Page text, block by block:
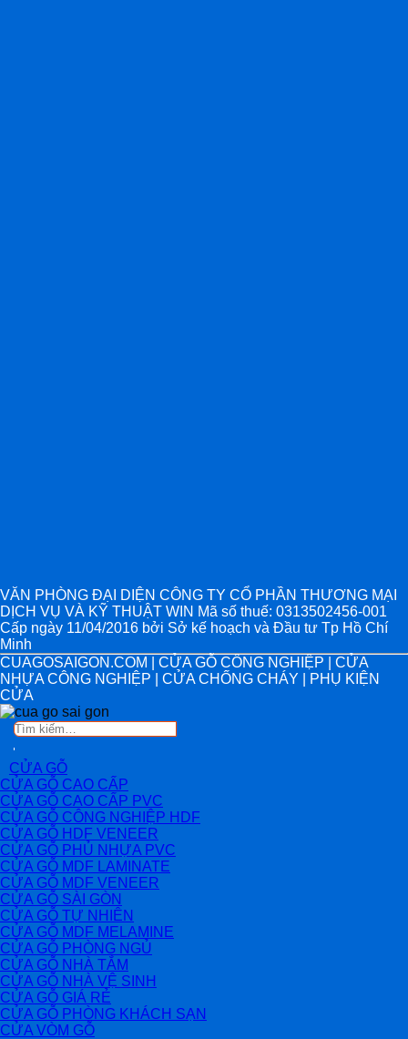
VĂN PHÒNG ĐẠI DIỆN CÔNG TY CỔ PHẦN THƯƠNG MẠI
DỊCH VỤ VÀ KỸ THUẬT WIN Mã số thuế: 0313502456-001
Cấp ngày 11/04/2016 bởi Sở kế hoạch và Đầu tư Tp Hồ Chí
Minh
CUAGOSAIGON.COM | CỬA GỖ CÔNG NGHIỆP | CỬA
NHỰA CÔNG NGHIỆP | CỬA CHỐNG CHÁY | PHỤ KIỆN
CỬA
Tìm
CỬA GỖ
CỬA GỖ CAO CẤP
CỬA GỖ CAO CẤP PVC
CỬA GỖ CÔNG NGHIỆP HDF
CỬA GỖ HDF VENEER
CỬA GỖ PHỦ NHỰA PVC
CỬA GỖ MDF LAMINATE
CỬA GỖ MDF VENEER
CỬA GỖ SÀI GÒN
CỬA GỖ TỰ NHIÊN
CỬA GỖ MDF MELAMINE
CỬA GỖ PHÒNG NGỦ
CỬA GỖ NHÀ TẮM
CỬA GỖ NHÀ VỆ SINH
CỬA GỖ GIÁ RẺ
CỬA GỖ PHÒNG KHÁCH SẠN
CỬA VÒM GỖ